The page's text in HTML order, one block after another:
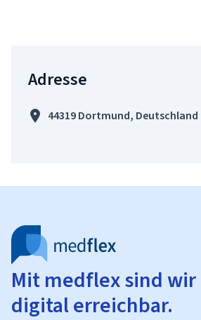
Adresse
44319 Dortmund, Deutschland
Mit medflex sind wir
digital erreichbar.